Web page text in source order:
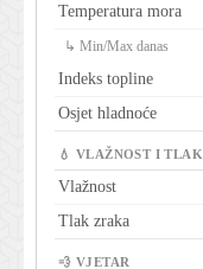
Temperatura mora
↳ Min/Max danas
Indeks topline
Osjet hladnoće
💧 VLAŽNOST I TLAK
Vlažnost
Tlak zraka
💨 VJETAR